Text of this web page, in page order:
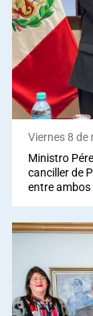
Viernes 8 de
Ministro
canciller de
entre ambos